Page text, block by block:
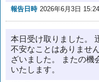
報告日時 2026年6月3日 15:24
本日受け取りました。
不安なことはありませ
ざいました。 またの機
いたします。